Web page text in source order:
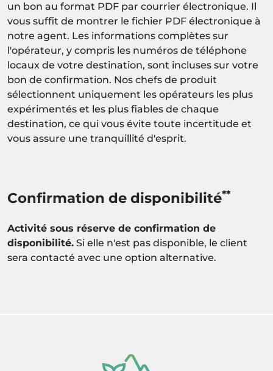
un bon au format PDF par courrier électronique. Il
vous suffit de montrer le fichier PDF électronique à
notre agent. Les informations complètes sur
l'opérateur, y compris les numéros de téléphone
locaux de votre destination, sont incluses sur votre
bon de confirmation. Nos chefs de produit
sélectionnent uniquement les opérateurs les plus
expérimentés et les plus fiables de chaque
destination, ce qui vous évite toute incertitude et
vous assure une tranquillité d'esprit.
Confirmation de disponibilité**
Activité sous réserve de confirmation de
disponibilité. Si elle n'est pas disponible, le client
sera contacté avec une option alternative.